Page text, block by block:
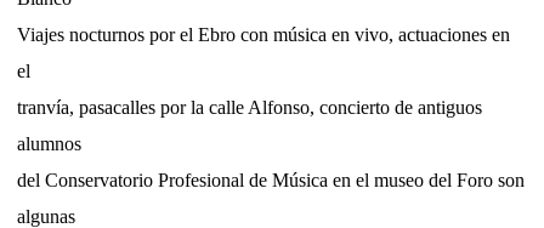
Viajes nocturnos por el Ebro con música en vivo, actuaciones en
el
tranvía, pasacalles por la calle Alfonso, concierto de antiguos
alumnos
del Conservatorio Profesional de Música en el museo del Foro son
algunas